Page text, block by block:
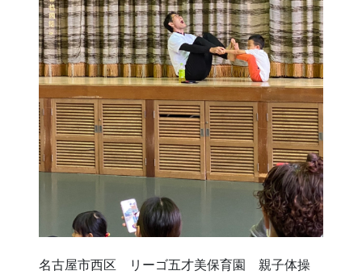
名古屋市西区 リーゴ五才美保育園 親子体操